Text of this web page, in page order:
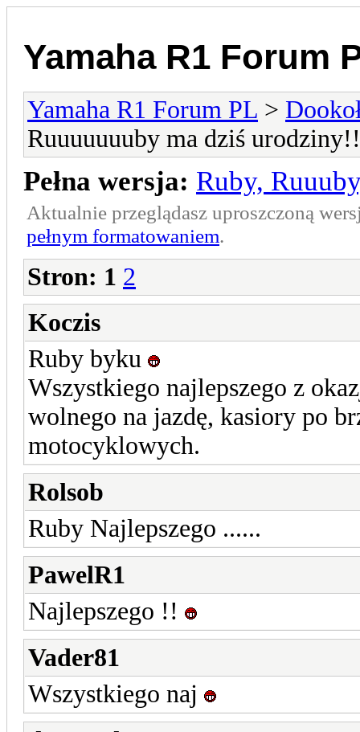
Yamaha R1 Forum
Yamaha R1 Forum PL >
Ruuuuuuuby ma dziś
Pełna wersja: Ruby,
Aktualnie przeglądasz uproszczoną
pełnym formatowaniem.
Stron: 1 2
Koczis
Ruby byku
Wszystkiego najlepszego z
wolnego na jazdę, kasiory po
motocyklowych.
Rolsob
Ruby Najlepszego ......
PawelR1
Najlepszego !!
Vader81
Wszystkiego naj